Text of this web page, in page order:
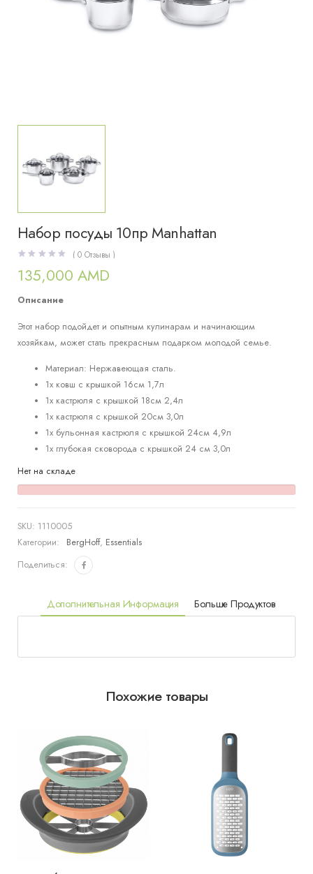
Набор посуды 10пр Manhattan
(0 Отзывы )
135,000 AMD
Описание
Этот набор подойдет и опытным кулинарам и начинающим
хозяйкам, может стать прекрасным подарком молодой семье.
Материал: Нержавеющая сталь.
1x ковш с крышкой 16см 1,7л
1x кастрюля с крышкой 18см 2,4л
1x кастрюля с крышкой 20см 3,0л
1x бульонная кастрюля с крышкой 24см 4,9л
1x глубокая сковорода с крышкой 24 см 3,0л
Нет на складе
SKU: 1110005
Категории:
BergHoff, Essentials
Поделиться:
Дополнительная Информация Больше Продуктов
Похожие товары